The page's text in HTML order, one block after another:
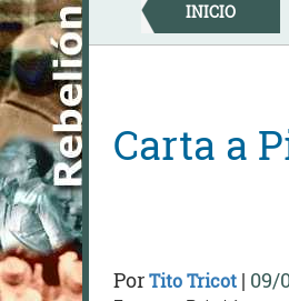
Skip
to
content
INICIO
Carta a
PorTito Tricot | 09/